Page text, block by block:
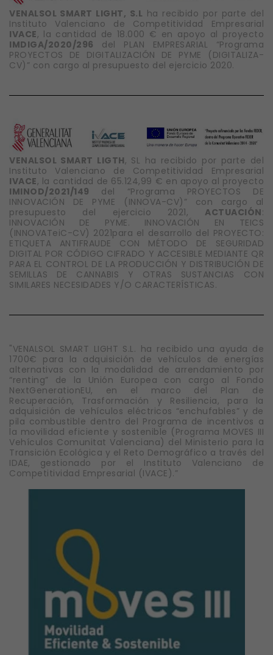
VENALSOL SMART LIGHT, S.L ha recibido por parte del
Instituto Valenciano de Competitividad Empresarial
IVACE, la cantidad de 18.000 € en apoyo al proyecto
IMDIGA/2020/296 del PLAN EMPRESARIAL “Programa
PROYECTOS DE DIGITALIZACIÓN DE PYME (DIGITALIZA-
CV)” con cargo al presupuesto del ejercicio 2020.
VENALSOL SMART LIGTH, SL ha recibido por parte del
Instituto Valenciano de Competitividad Empresarial
IVACE, la cantidad de 65.124,99 € en apoyo al proyecto
IMINOD/2021/149 del “Programa PROYECTOS DE
INNOVACIÓN DE PYME (INNOVA-CV)” con cargo al
presupuesto del ejercicio 2021, ACTUACIÓN:
INNOVACIÓN DE PYME. INNOVACIÓN EN TEICS
(INNOVATeiC-CV) 2021para el desarrollo del PROYECTO:
ETIQUETA ANTIFRAUDE CON MÉTODO DE SEGURIDAD
DIGITAL POR CÓDIGO CIFRADO Y ACCESIBLE MEDIANTE QR
PARA EL CONTROL DE LA PRODUCCIÓN Y DISTRIBUCIÓN DE
SEMILLAS DE CANNABIS Y OTRAS SUSTANCIAS CON
SIMILARES NECESIDADES Y/O CARACTERÍSTICAS.
"VENALSOL SMART LIGHT S.L. ha recibido una ayuda de
1700€ para la adquisición de vehículos de energías
alternativas con la modalidad de arrendamiento por
“renting” de la Unión Europea con cargo al Fondo
NextGenerationEU, en el marco del Plan de
Recuperación, Trasformación y Resiliencia, para la
adquisición de vehículos eléctricos “enchufables” y de
pila combustible dentro del Programa de incentivos a
la movilidad eficiente y sostenible (Programa MOVES III
Vehículos Comunitat Valenciana) del Ministerio para la
Transición Ecológica y el Reto Demográfico a través del
IDAE, gestionado por el Instituto Valenciano de
Competitividad Empresarial (IVACE).”